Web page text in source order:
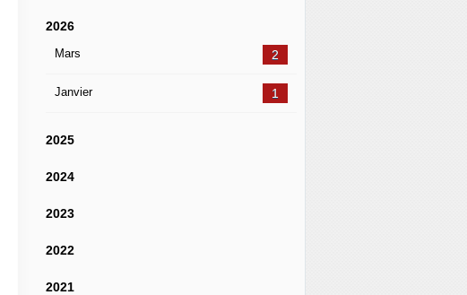
2026
Mars 2
Janvier 1
2025
2024
2023
2022
2021